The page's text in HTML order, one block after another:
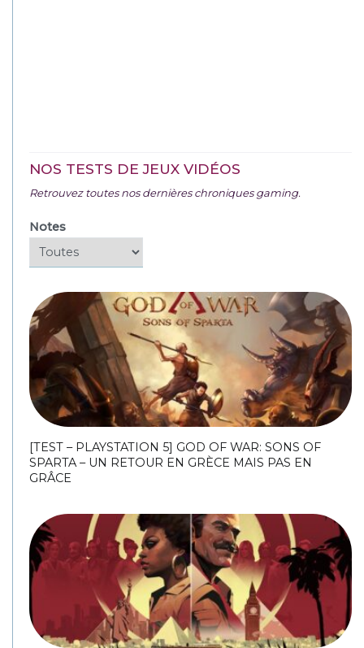
NOS TESTS DE JEUX VIDÉOS
Retrouvez toutes nos dernières chroniques gaming.
Notes
[TEST – PLAYSTATION 5] GOD OF WAR: SONS OF
SPARTA – UN RETOUR EN GRÈCE MAIS PAS EN
GRÂCE